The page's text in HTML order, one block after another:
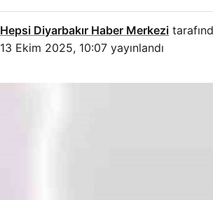
Hepsi Diyarbakır Haber Merkezi
13 Ekim 2025, 10:07 yayınlandı